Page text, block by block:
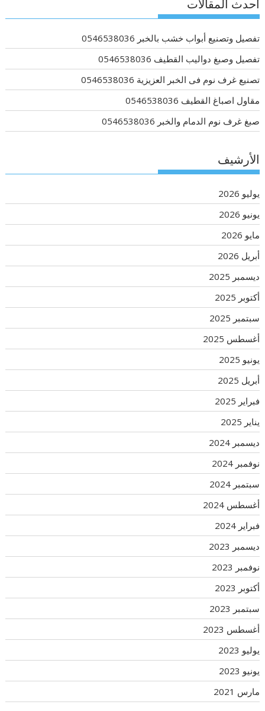
أحدث المقالات
تفصيل وتصنيع أبواب خشب بالخبر 0546538036
تفصيل وصبغ دواليب القطيف 0546538036
تصنيع غرف نوم فى الخبر العزيزية 0546538036
مقاول اصباغ القطيف 0546538036
صبغ غرف نوم الدمام والخبر 0546538036
الأرشيف
يوليو 2026
يونيو 2026
مايو 2026
أبريل 2026
ديسمبر 2025
أكتوبر 2025
سبتمبر 2025
أغسطس 2025
يونيو 2025
أبريل 2025
فبراير 2025
يناير 2025
ديسمبر 2024
نوفمبر 2024
سبتمبر 2024
أغسطس 2024
فبراير 2024
ديسمبر 2023
نوفمبر 2023
أكتوبر 2023
سبتمبر 2023
أغسطس 2023
يوليو 2023
يونيو 2023
مارس 2021